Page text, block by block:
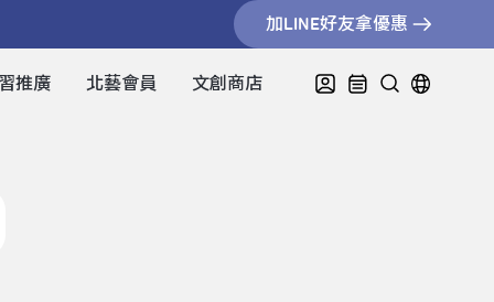
加LINE好友拿優惠
推廣 北藝會員 文創商店